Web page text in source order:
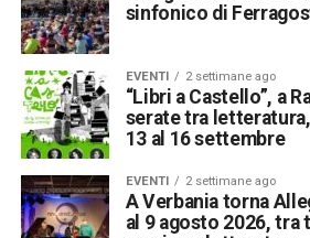
sinfonico di
EVENTI 2 settimane ago
“Libri a Castello”, a
serate tra
13 al 16 settembre
EVENTI 2 settimane ago
A Verbania torna
al 9 agosto 2026,